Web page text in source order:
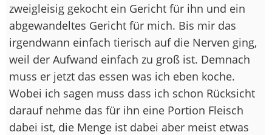
zweigleisig gekocht ein Gericht für ihn und ein
abgewandeltes Gericht für mich. Bis mir das
irgendwann einfach tierisch auf die Nerven ging,
weil der Aufwand einfach zu groß ist. Demnach
muss er jetzt das essen was ich eben koche.
Wobei ich sagen muss dass ich schon Rücksicht
darauf nehme das für ihn eine Portion Fleisch
dabei ist, die Menge ist dabei aber meist etwas